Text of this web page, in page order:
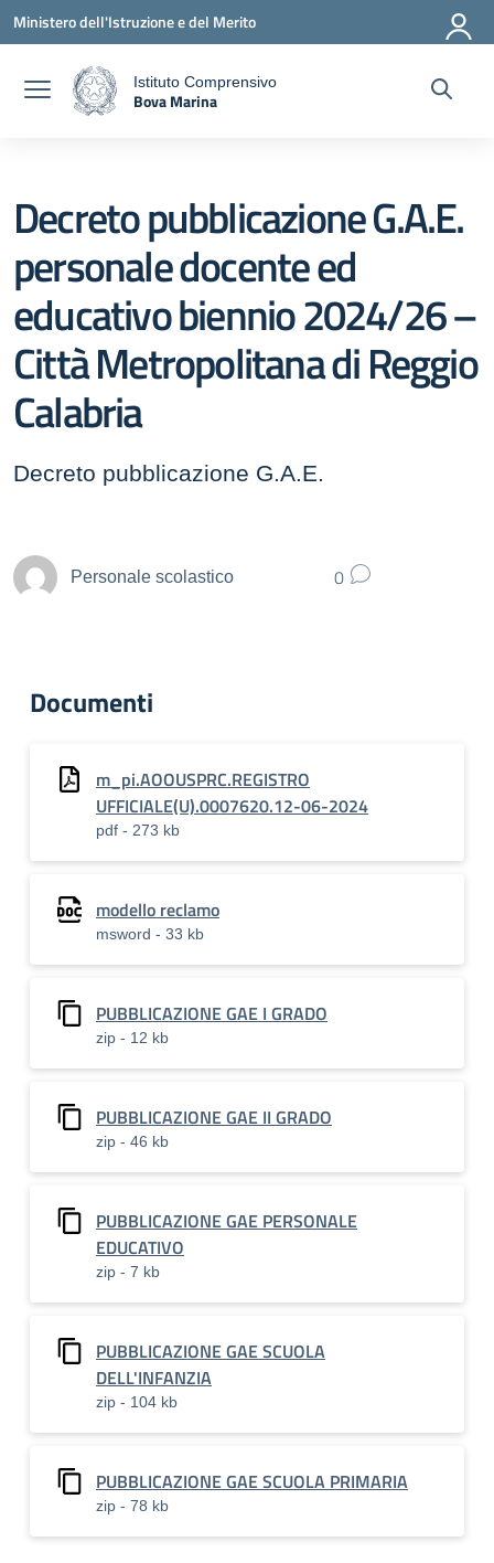
Vai ai contenuti
Vai al menu di navigazione
Vai al footer
Ministero dell'Istruzione e del Merito
Istituto Comprensivo
Bova Marina
Decreto pubblicazione G.A.E.
personale docente ed
educativo biennio 2024/26 –
Città Metropolitana di Reggio
Calabria
Decreto pubblicazione G.A.E.
Personale scolastico 0
Documenti
m_pi.AOOUSPRC.REGISTRO
UFFICIALE(U).0007620.12-06-2024
pdf - 273 kb
modello reclamo
msword - 33 kb
PUBBLICAZIONE GAE I GRADO
zip - 12 kb
PUBBLICAZIONE GAE II GRADO
zip - 46 kb
PUBBLICAZIONE GAE PERSONALE
EDUCATIVO
zip - 7 kb
PUBBLICAZIONE GAE SCUOLA
DELL'INFANZIA
zip - 104 kb
PUBBLICAZIONE GAE SCUOLA PRIMARIA
zip - 78 kb